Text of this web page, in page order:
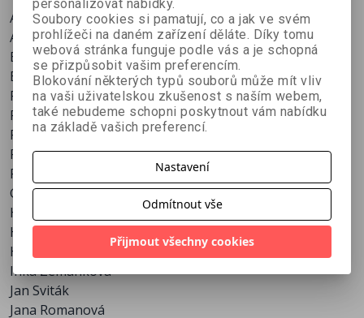
Václav Trégl
Věra Gabrielová
Vladimír Slavinský
Vladimír Šmeral
Vladislav Vančura
Vlasta Matulová
Zdeněk Štěpánek
Andula Sedláčková
Anna Gabrielová
Bedřich Veverka
Eman Fiala
František Čáp
František Černý
František Filipovský
František Krištof-Veselý
František Smolík
Gustav Hilmar
Hana Vítová
Hedy Lamarr
Helena Bušová
Inka Zemánková
Jan Sviták
Jana Romanová
personalizovat nabídky.
Soubory cookies si pamatují, co a jak ve svém
prohlížeči na daném zařízení děláte. Díky tomu
webová stránka funguje podle vás a je schopná
se přizpůsobit vašim preferencím.
Blokování některých typů souborů může mít vliv
na vaši uživatelskou zkušenost s naším webem,
také nebudeme schopni poskytnout vám nabídku
na základě vašich preferencí.
Nastavení
Odmítnout vše
Přijmout všechny cookies